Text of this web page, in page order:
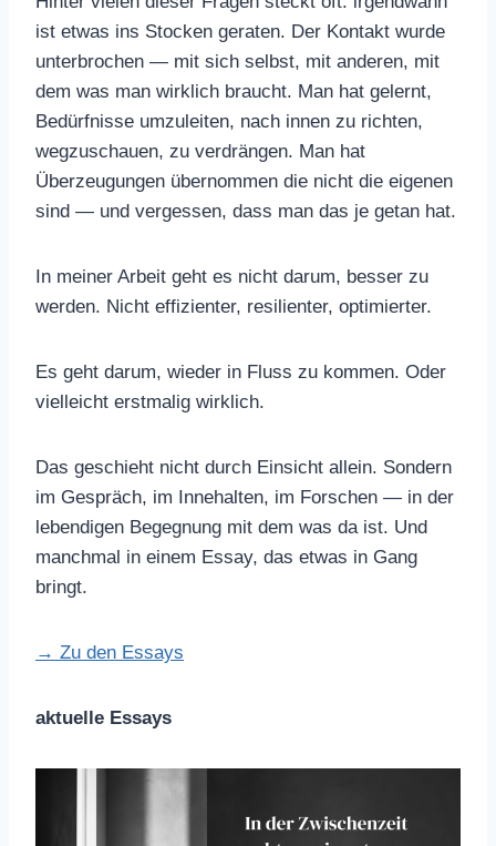
ist etwas ins Stocken geraten. Der Kontakt wurde
unterbrochen — mit sich selbst, mit anderen, mit
dem was man wirklich braucht. Man hat gelernt,
Bedürfnisse umzuleiten, nach innen zu richten,
wegzuschauen, zu verdrängen. Man hat
Überzeugungen übernommen die nicht die eigenen
sind — und vergessen, dass man das je getan hat.
In meiner Arbeit geht es nicht darum, besser zu
werden. Nicht effizienter, resilienter, optimierter.
Es geht darum, wieder in Fluss zu kommen. Oder
vielleicht erstmalig wirklich.
Das geschieht nicht durch Einsicht allein. Sondern
im Gespräch, im Innehalten, im Forschen — in der
lebendigen Begegnung mit dem was da ist. Und
manchmal in einem Essay, das etwas in Gang
bringt.
→ Zu den Essays
aktuelle Essays